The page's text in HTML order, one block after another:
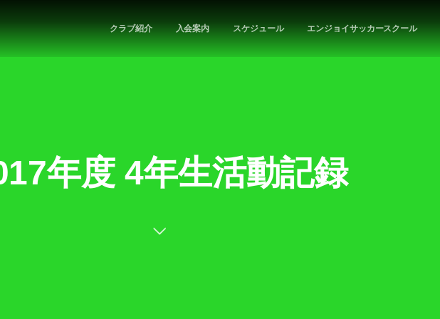
クラブ紹介 入会案内 スケジュール エンジョイサッカースクール
年度 4年生活動記録